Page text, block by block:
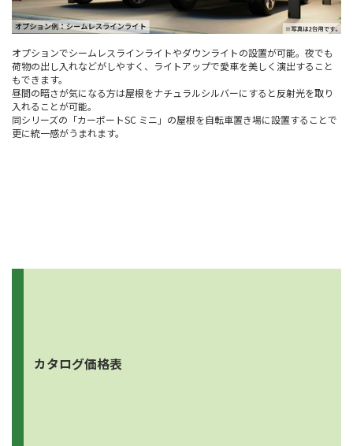
オプションでシームレスラインライトやダウンライトの設置が可能。夜でも
荷物の出し入れなどがしやすく、ライトアップで愛車を美しく演出すること
もできます。
昼間の暗さが気になる方は屋根をナチュラルシルバーにすると反射光を取り
入れることが可能。
同シリーズの「カーポートSC ミニ」の屋根を自転車置き場に設置することで
更に統一感がうまれます。
カタログ価格表